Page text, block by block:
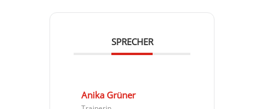
SPRECHER
Anika Grüner